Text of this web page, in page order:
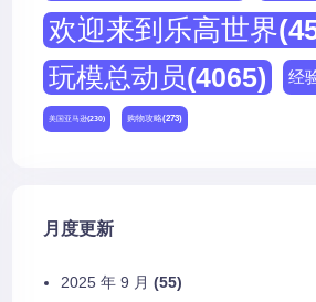
欢迎来到乐高世界
玩模总动员(4065) 经
美国亚马逊(230) 购物攻略(273)
月度更新
2025 年 9 月 (55)